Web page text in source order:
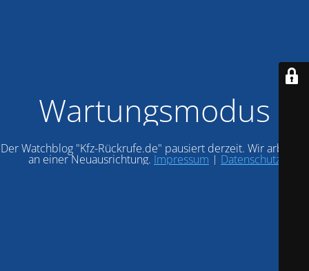
Wartungsmodus
Der Watchblog "Kfz-Rückrufe.de" pausiert derzeit. Wir arbeiten
an einer Neuausrichtung. Impressum | Datenschutz